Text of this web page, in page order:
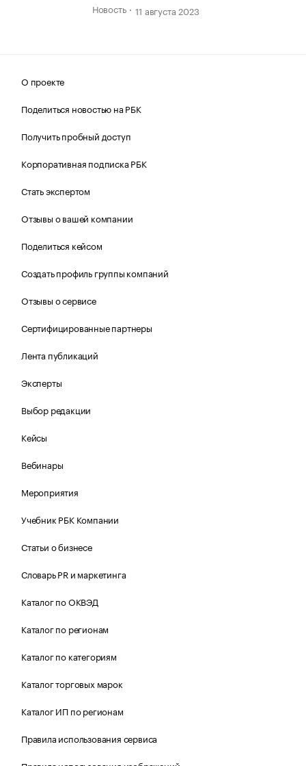
Новость 11 августа 2023
О проекте
Поделиться новостью на РБК
Получить пробный доступ
Корпоративная подписка РБК
Стать экспертом
Отзывы о вашей компании
Поделиться кейсом
Создать профиль группы компаний
Отзывы о сервисе
Сертифицированные партнеры
Лента публикаций
Эксперты
Выбор редакции
Кейсы
Вебинары
Мероприятия
Учебник РБК Компании
Статьи о бизнесе
Словарь PR и маркетинга
Каталог по ОКВЭД
Каталог по регионам
Каталог по категориям
Каталог торговых марок
Каталог ИП по регионам
Правила использования сервиса